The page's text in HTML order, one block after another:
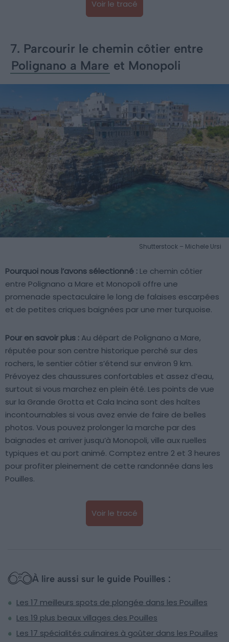
Voir le tracé
7. Parcourir le chemin côtier entre
Polignano a Mare et Monopoli
Shutterstock – Michele Ursi
Pourquoi nous l’avons sélectionné : Le chemin côtier
entre Polignano a Mare et Monopoli offre une
promenade spectaculaire le long de falaises escarpées
et de petites criques baignées par une mer turquoise.
Pour en savoir plus : Au départ de Polignano a Mare,
réputée pour son centre historique perché sur des
rochers, le sentier côtier s’étend sur environ 9 km.
Prévoyez des chaussures confortables et assez d’eau,
surtout si vous marchez en plein été. Les points de vue
sur la Grande Grotta et Cala Incina sont des haltes
incontournables si vous avez envie de faire de belles
photos. Vous pouvez prolonger la marche par des
baignades et arriver jusqu’à Monopoli, ville aux ruelles
typiques et au port animé. Comptez entre 2 et 3 heures
pour profiter pleinement de cette randonnée dans les
Pouilles.
Voir le tracé
À lire aussi sur le guide Pouilles :
Les 17 meilleurs spots de plongée dans les Pouilles
Les 19 plus beaux villages des Pouilles
Les 17 spécialités culinaires à goûter dans les Pouilles